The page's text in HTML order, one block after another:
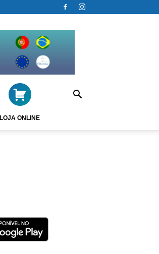
LOJA ONLINE